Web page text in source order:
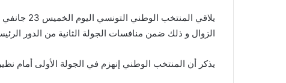
يلاقي
الزوال و ذلك ضمن منافسات الجولة الثانية من الدور
يذكر أن المنتخب الوطني إنهزم في الجولة الأولى أمام